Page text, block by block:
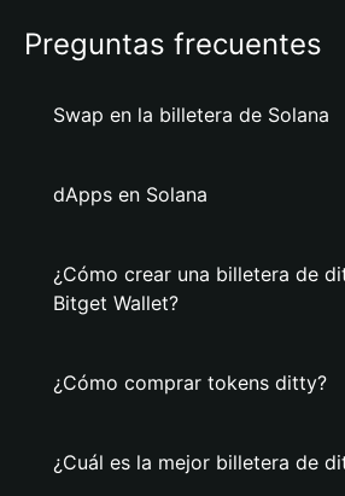
Preguntas frecuentes
Swap en la billetera de Solana
dApps en Solana
¿Cómo crear una billetera de
Bitget Wallet?
¿Cómo comprar tokens ditty?
¿Cuál es la mejor billetera de